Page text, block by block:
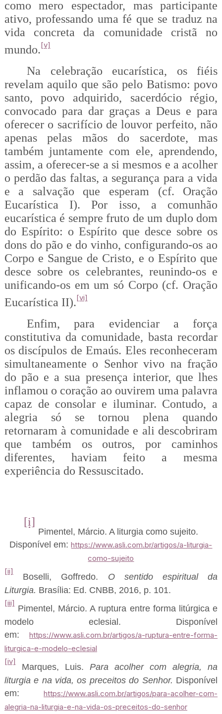
como mero espectador, mas participante
ativo, professando uma fé que se traduz na
vida concreta da comunidade cristã no
mundo.[v]
Na celebração eucarística, os fiéis
revelam aquilo que são pelo Batismo: povo
santo, povo adquirido, sacerdócio régio,
convocado para dar graças a Deus e para
oferecer o sacrifício de louvor perfeito, não
apenas pelas mãos do sacerdote, mas
também juntamente com ele, aprendendo,
assim, a oferecer-se a si mesmos e a acolher
o perdão das faltas, a segurança para a vida
e a salvação que esperam (cf. Oração
Eucarística I). Por isso, a comunhão
eucarística é sempre fruto de um duplo dom
do Espírito: o Espírito que desce sobre os
dons do pão e do vinho, configurando-os ao
Corpo e Sangue de Cristo, e o Espírito que
desce sobre os celebrantes, reunindo-os e
unificando-os em um só Corpo (cf. Oração
Eucarística II).[vi]
Enfim, para evidenciar a força
constitutiva da comunidade, basta recordar
os discípulos de Emaús. Eles reconheceram
simultaneamente o Senhor vivo na fração
do pão e a sua presença interior, que lhes
inflamou o coração ao ouvirem uma palavra
capaz de consolar e iluminar. Contudo, a
alegria só se tornou plena quando
retornaram à comunidade e ali descobriram
que também os outros, por caminhos
diferentes, haviam feito a mesma
experiência do Ressuscitado.
[i]
Pimentel, Márcio. A liturgia como sujeito.
Disponível em: https://www.asli.com.br/artigos/a-liturgia-
como-sujeito
[ii]
Boselli, Goffredo. O sentido espiritual da
Liturgia. Brasília: Ed. CNBB, 2016, p. 101.
[iii]
Pimentel, Márcio. A ruptura entre forma litúrgica e
modelo eclesial. Disponível
em:https://www.asli.com.br/artigos/a-ruptura-entre-forma-
liturgica-e-modelo-eclesial
[iv]
Marques, Luis. Para acolher com alegria, na
liturgia e na vida, os preceitos do Senhor. Disponível
em:https://www.asli.com.br/artigos/para-acolher-com-
alegria-na-liturgia-e-na-vida-os-preceitos-do-senhor